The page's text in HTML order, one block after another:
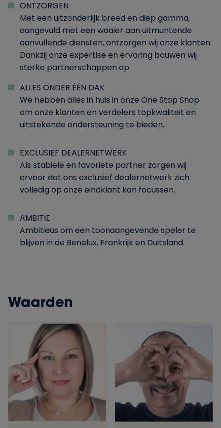
ONTZORGEN
Met een uitzonderlijk breed en diep gamma,
aangevuld met een waaier aan uitmuntende
aanvullende diensten, ontzorgen wij onze klanten.
Dankzij onze expertise en ervaring bouwen wij
sterke partnerschappen op.
ALLES ONDER ÉÉN DAK
We hebben alles in huis in onze One Stop Shop
om onze klanten en verdelers topkwaliteit en
uitstekende ondersteuning te bieden.
EXCLUSIEF DEALERNETWERK
Als stabiele en favoriete partner zorgen wij
ervoor dat ons exclusief dealernetwerk zich
volledig op onze eindklant kan focussen.
AMBITIE
Ambitieus om een toonaangevende speler te
blijven in de Benelux, Frankrijk en Duitsland.
Waarden